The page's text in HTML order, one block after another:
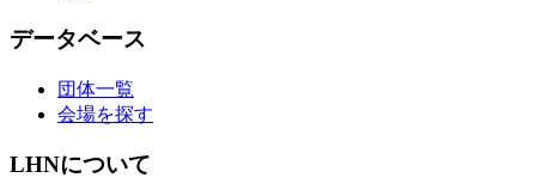
データベース
団体一覧
会場を探す
LHNについて